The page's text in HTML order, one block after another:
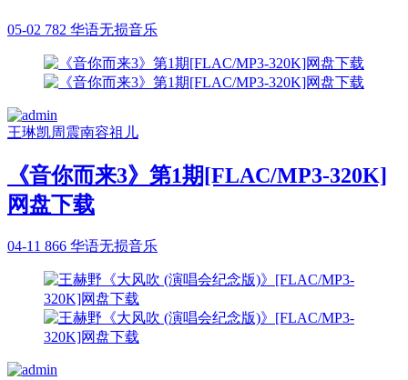
05-02 782 华语无损音乐
王琳凯周震南容祖儿
《音你而来3》第1期[FLAC/MP3-320K]
网盘下载
04-11 866 华语无损音乐